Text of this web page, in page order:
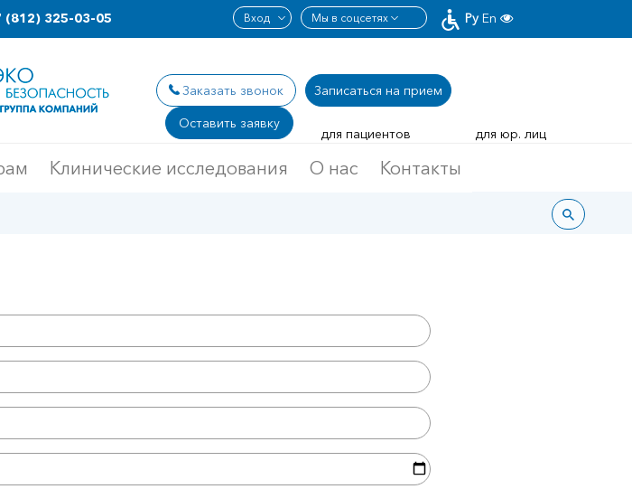
(812) 325-03-05 Ру En
Заказать звонок Записаться на прием
Оставить заявку
для пациентов для юр. лиц
Клинические исследования О нас Контакты